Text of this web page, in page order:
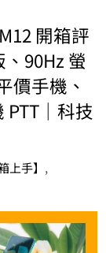
開箱評
90Hz 螢
價手機、
｜科技
上手】 ,